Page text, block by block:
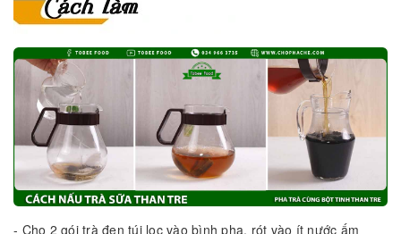
- Cho 2 gói trà đen túi lọc vào bình pha, rót vào ít nước ấm